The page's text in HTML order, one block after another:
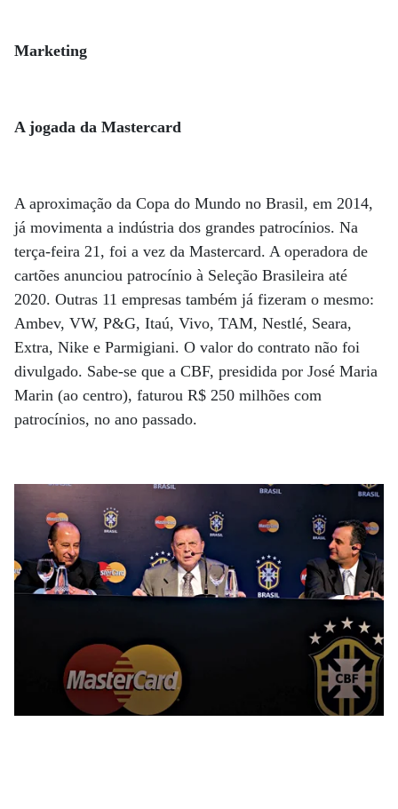
Marketing
A jogada da Mastercard
A aproximação da Copa do Mundo no Brasil, em 2014,
já movimenta a indústria dos grandes patrocínios. Na
terça-feira 21, foi a vez da Mastercard. A operadora de
cartões anunciou patrocínio à Seleção Brasileira até
2020. Outras 11 empresas também já fizeram o mesmo:
Ambev, VW, P&G, Itaú, Vivo, TAM, Nestlé, Seara,
Extra, Nike e Parmigiani. O valor do contrato não foi
divulgado. Sabe-se que a CBF, presidida por José Maria
Marin (ao centro), faturou R$ 250 milhões com
patrocínios, no ano passado.